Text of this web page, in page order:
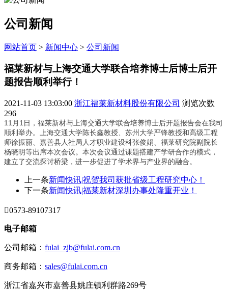
公司新闻
网站首页 > 新闻中心 > 公司新闻
福莱新材与上海交通大学联合培养博士后博士后开
题报告顺利举行！
2021-11-03 13:03:00 浙江福莱新材料股份有限公司 浏览次数
296
11月1日，福莱新材与上海交通大学联合培养博士后开题报告会在我司
顺利举办。上海交通大学陈长鑫教授、苏州大学严锋教授和高级工程
师徐振丽、嘉善县人社局人才职业建设科张俊娟、福莱研究院副院长
杨晓明等出席本次会议。本次会议通过课题搭建产学研合作的模式，
建立了交流探讨桥梁，进一步促进了学术界与产业界的融合。
上一条新闻快讯|祝贺我司获批省级工程研究中心！
下一条新闻快讯|福莱新材深圳办事处隆重开业！
0573-89107317
电子邮箱
公司邮箱： fulai_zjb@fulai.com.cn
商务邮箱： sales@fulai.com.cn
浙江省嘉兴市嘉善县姚庄镇利群路269号